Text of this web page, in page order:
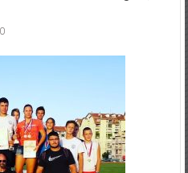
0